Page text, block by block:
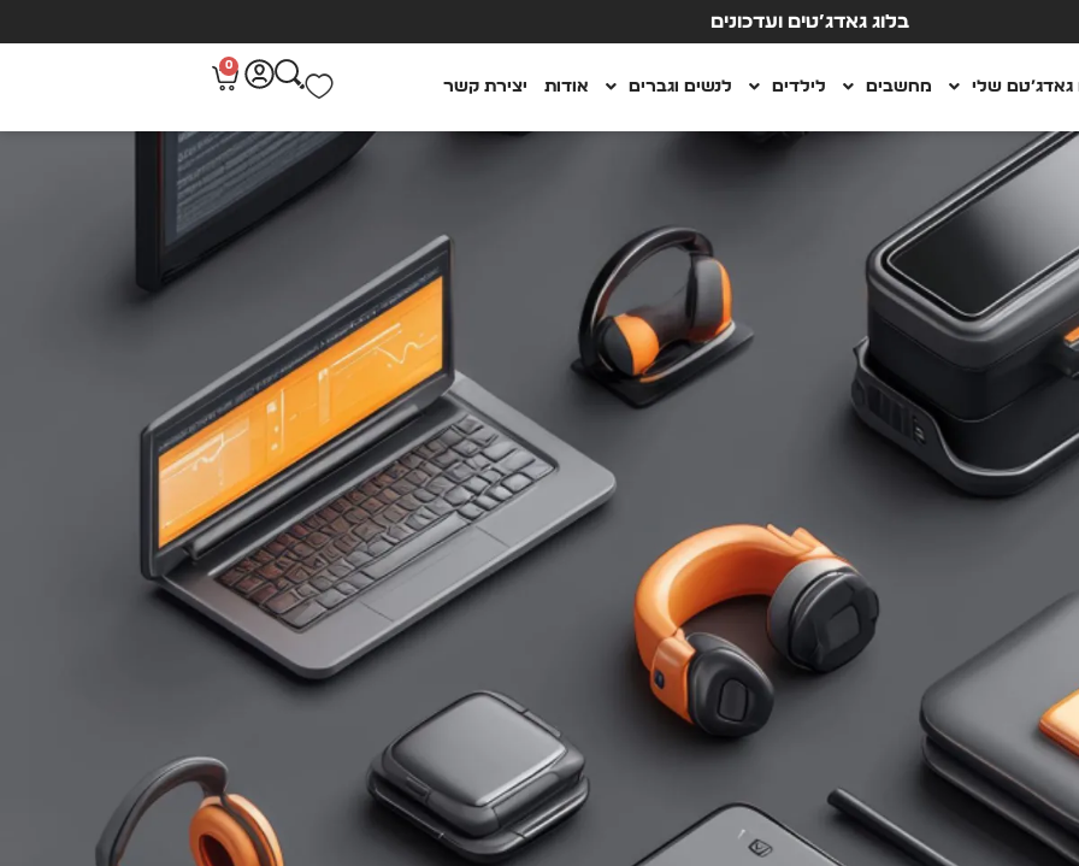
בלוג גאדג’טים ועדכונים
גאדג’טם שלי מחשבים לילדים לנשים וגברים אודות יצירת קשר
0